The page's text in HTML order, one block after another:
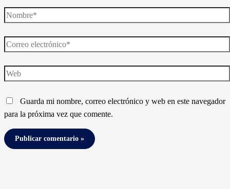
Nombre*
Correo
electrónico*
Web
Guarda mi nombre, correo electrónico y web en este navegador
para la próxima vez que comente.